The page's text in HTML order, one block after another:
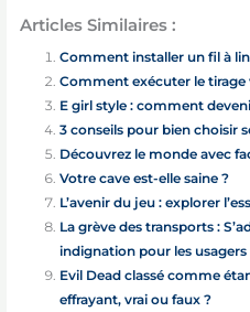
Articles Similaires :
Comment installer un fil à
Comment exécuter le tirage
E girl style : comment
3 conseils pour bien choisir
Découvrez le monde avec
Votre cave est-elle saine ?
L’avenir du jeu : explorer
La grève des transports :
indignation pour les usagers
Evil Dead classé comme
effrayant, vrai ou faux ?